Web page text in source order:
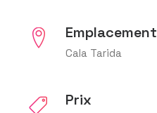
Emplacement
Cala Tarida
Prix